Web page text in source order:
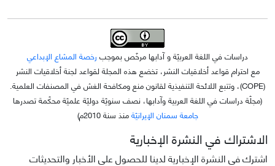
دراسات في اللغة العربيّة و آدابها مرخّص بموجب رخصة المشاع الإبداعي
مع احترام قواعد أخلاقيات النشر، تخضع هذه المجلة لقواعد لجنة أخلاقيات النشر
(COPE)، وتتبع اللائحة التنفيذية لقانون منع ومكافحة الغش في المصنفات العلمية.
(مجلّة دراسات في اللغة العربية وآدابها، نصف سنويّة دوليّة علميّة محکّمة تصدرها
جامعة سمنان الإيرانيّةمنذ سنة 2010م)
الاشتراك في النشرة الإخبارية
اشترك في النشرة الإخبارية لدينا للحصول على الأخبار والتحديثات